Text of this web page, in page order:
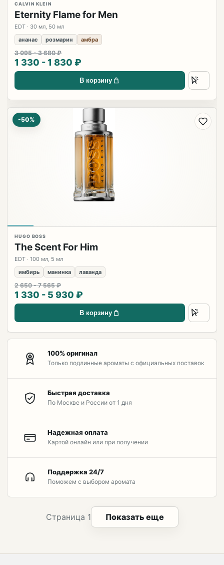
CALVIN KLEIN
Eternity Flame for Men
EDT · 30 мл, 50 мл
ананас
розмарин амбра
3 095 - 3 680 ₽
1 330 - 1 830 ₽
В корзину
-50%
HUGO BOSS
The Scent For Him
EDT · 100 мл, 5 мл
имбирь
манинка лаванда
2 650 - 7 565 ₽
1 330 - 5 930 ₽
В корзину
100% оригинал
Только подлинные ароматы с официальных поставок
Быстрая доставка
По Москве и России от 1 дня
Надежная оплата
Картой онлайн или при получении
Поддержка 24/7
Поможем с выбором аромата
Страница 1 Показать еще